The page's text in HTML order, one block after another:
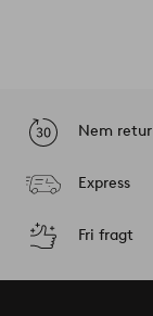
Nem retur
Express
Fri fragt